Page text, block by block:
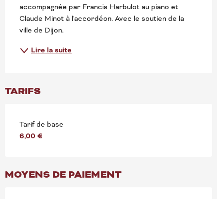
accompagnée par Francis Harbulot au piano et
Claude Minot à l'accordéon. Avec le soutien de la
ville de Dijon.
Lire la suite
TARIFS
Tarif de base
6,00 €
MOYENS DE PAIEMENT